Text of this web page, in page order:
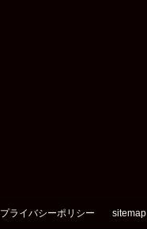
プライバシーポリシー sitemap